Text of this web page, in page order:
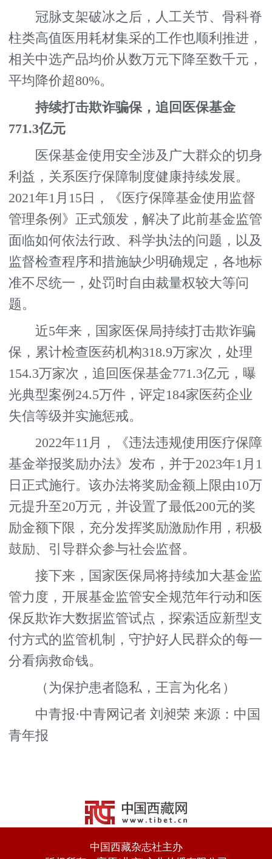
冠脉支架破冰之后，人工关节、骨科脊
柱类高值医用耗材集采的工作也顺利推进，
相关中选产品均价从数万元下降至数千元，
平均降价超80%。
持续打击欺诈骗保，追回医保基金
771.3亿元
医保基金使用安全涉及广大群众的切身
利益，关系医疗保障制度健康持续发展。
2021年1月15日，《医疗保障基金使用监督
管理条例》正式颁发，解决了此前基金监管
面临如何依法行政、科学执法的问题，以及
监督检查程序和措施缺少明确规定，各地标
准不尽统一，处罚时自由裁量权较大等问
题。
近5年来，国家医保局持续打击欺诈骗
保，累计检查医药机构318.9万家次，处理
154.3万家次，追回医保基金771.3亿元，曝
光典型案例24.5万件，评定184家医药企业
失信等级并实施惩戒。
2022年11月，《违法违规使用医疗保障
基金举报奖励办法》发布，并于2023年1月1
日正式施行。该办法将奖励金额上限由10万
元提升至20万元，并设置了最低200元的奖
励金额下限，充分发挥奖励激励作用，积极
鼓励、引导群众参与社会监督。
接下来，国家医保局将持续加大基金监
管力度，开展基金监管安全规范年行动和医
保反欺诈大数据监管试点，探索适应新型支
付方式的监管机制，守护好人民群众的每一
分看病救命钱。
（为保护患者隐私，王言为化名）
中青报·中青网记者 刘昶荣 来源：中国
青年报
中国西藏杂志社主办